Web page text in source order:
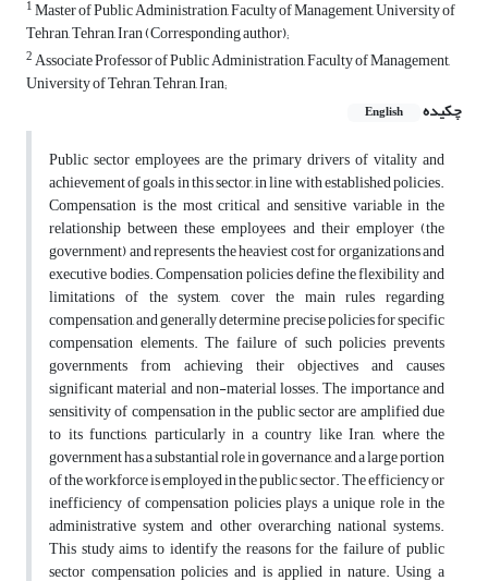
1Master of Public Administration, Faculty of Management, University of
Tehran, Tehran, Iran (Corresponding author);
2Associate Professor of Public Administration, Faculty of Management,
University of Tehran, Tehran, Iran;
چکیده
English
Public sector employees are the primary drivers of vitality and
achievement of goals in this sector, in line with established policies.
Compensation is the most critical and sensitive variable in the
relationship between these employees and their employer (the
government) and represents the heaviest cost for organizations and
executive bodies. Compensation policies define the flexibility and
limitations of the system, cover the main rules regarding
compensation, and generally determine precise policies for specific
compensation elements. The failure of such policies prevents
governments from achieving their objectives and causes
significant material and non-material losses. The importance and
sensitivity of compensation in the public sector are amplified due
to its functions, particularly in a country like Iran, where the
government has a substantial role in governance, and a large portion
of the workforce is employed in the public sector. The efficiency or
inefficiency of compensation policies plays a unique role in the
administrative system and other overarching national systems.
This study aims to identify the reasons for the failure of public
sector compensation policies and is applied in nature. Using a